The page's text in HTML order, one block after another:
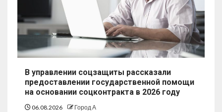
В управлении соцзащиты рассказали
предоставлении государственной помощи
на основании соцконтракта в 2026 году
06.08.2026 Город А